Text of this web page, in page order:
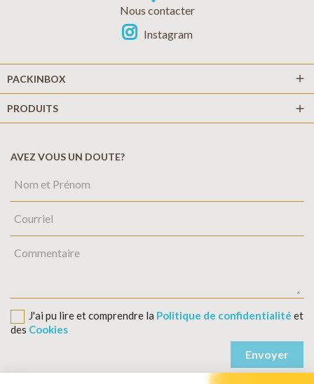
Nous contacter
Instagram
PACKINBOX add
PRODUITS add
AVEZ VOUS UN DOUTE?
J'ai pu lire et comprendre la Politique de confidentialité et
des Cookies